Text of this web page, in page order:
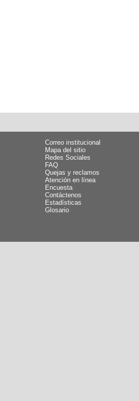
Correo institucional
Mapa del sitio
Redes Sociales
FAQ
Quejas y reclamos
Atención en línea
Encuesta
Contáctenos
Estadísticas
Glosario